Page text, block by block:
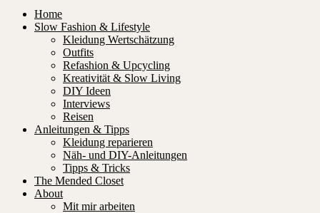
Home
Slow Fashion & Lifestyle
Kleidung Wertschätzung
Outfits
Refashion & Upcycling
Kreativität & Slow Living
DIY Ideen
Interviews
Reisen
Anleitungen & Tipps
Kleidung reparieren
Näh- und DIY-Anleitungen
Tipps & Tricks
The Mended Closet
About
Mit mir arbeiten